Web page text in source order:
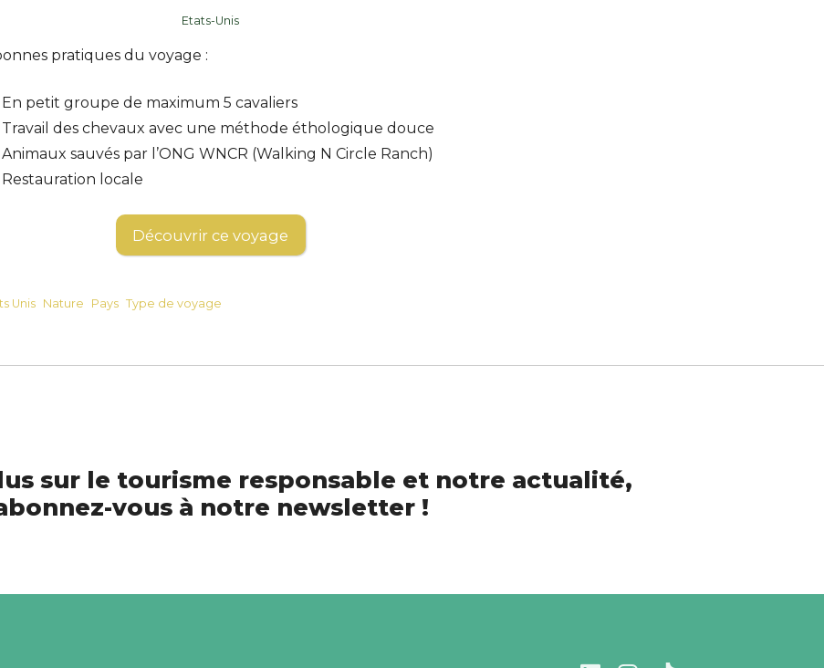
Etats-Unis
pratiques du voyage :
En petit groupe de maximum 5 cavaliers
Travail des chevaux avec une méthode éthologique douce
Animaux sauvés par l’ONG WNCR (Walking N Circle Ranch)
Restauration locale
Découvrir ce voyage
Unis Nature Pays Type de voyage
sur le tourisme responsable et notre actualité,
vous à notre newsletter !